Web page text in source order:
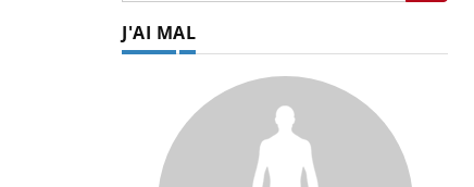
J'AI MAL